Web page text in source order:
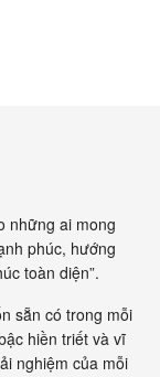
những ai mong
phúc, hướng
toàn diện”.
sẵn có trong mỗi
hiền triết và vĩ
nghiệm của mỗi